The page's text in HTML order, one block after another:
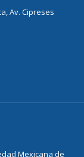
Av. Cipreses
Mexicana de